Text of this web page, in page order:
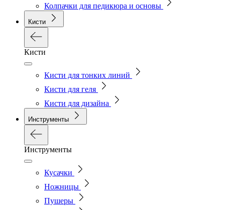
Колпачки для педикюра и основы
Кисти
Кисти
Кисти для тонких линий
Кисти для геля
Кисти для дизайна
Инструменты
Инструменты
Кусачки
Ножницы
Пушеры